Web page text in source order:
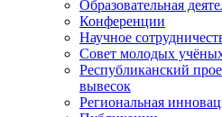
Образовательная
Конференции
Научное
Совет молодых
Республиканский
вывесок
Региональная